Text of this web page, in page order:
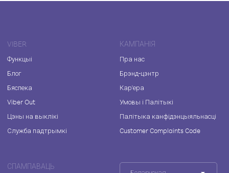
VIBER
Функцыі
Блог
Бяспека
Viber Out
Цэны на выклікі
Служба падтрымкі
КАМПАНІЯ
Пра нас
Брэнд-цэнтр
Кар'ера
Умовы і Палітыкі
Палітыка канфідэнцыяльнасці
Customer Complaints Code
СПАМПАВАЦЬ